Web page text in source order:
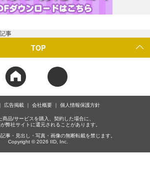
記事
TOP
広告掲載 会社概要 個人情報保護方針
商品/サービスを購入、契約した場合に、
弊社サイトに還元されることがあります。
事・見出し・写真・画像の無断転載を禁じます。
Copyright © 2026 IID, Inc.